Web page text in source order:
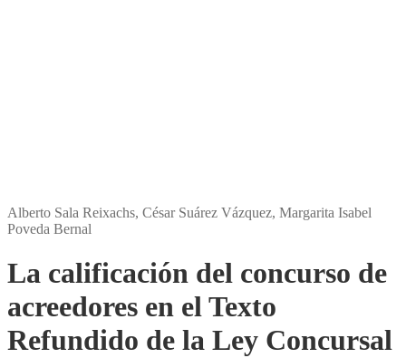
Alberto Sala Reixachs, César Suárez Vázquez, Margarita Isabel
Poveda Bernal
La calificación del concurso de
acreedores en el Texto
Refundido de la Ley Concursal